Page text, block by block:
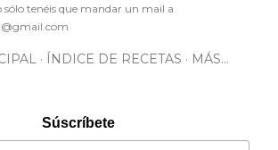
tenéis que mandar un mail a
ÍNDICE DE RECETAS MÁS…
Súscríbete